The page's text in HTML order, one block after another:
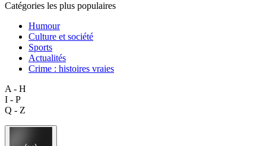
Catégories les plus populaires
Humour
Culture et société
Sports
Actualités
Crime : histoires vraies
A - H
I - P
Q - Z